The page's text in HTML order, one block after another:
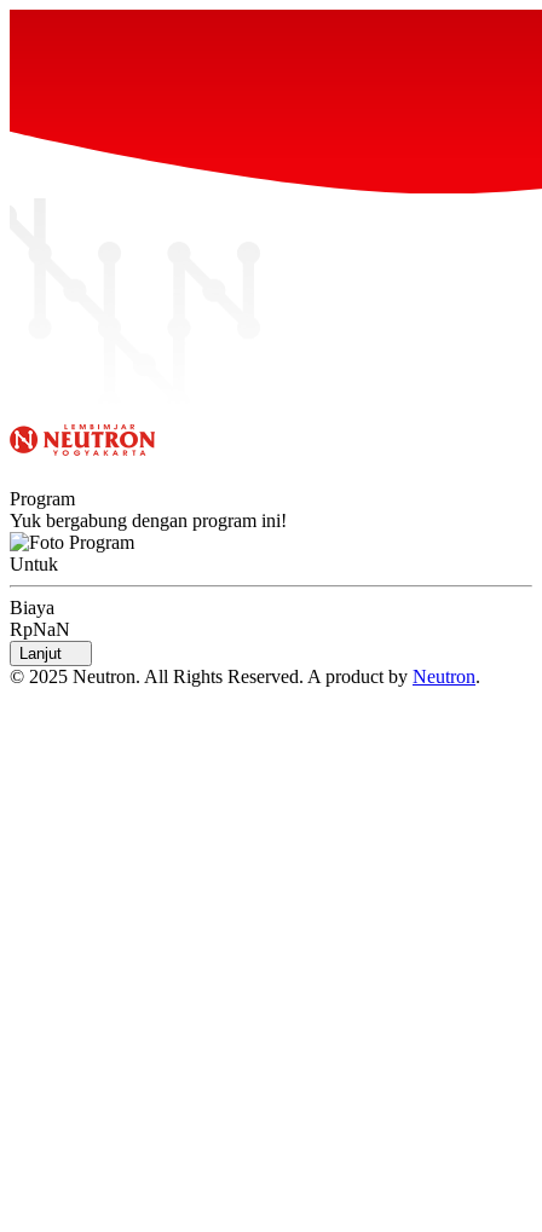
Program
Yuk bergabung dengan program ini!
Untuk
Biaya
RpNaN
Lanjut
© 2025 Neutron. All Rights Reserved. A product by Neutron.